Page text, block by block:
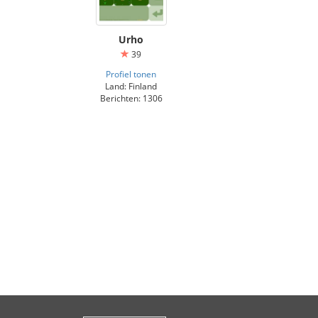
Urho
39
Profiel tonen
Land: Finland
Berichten: 1306